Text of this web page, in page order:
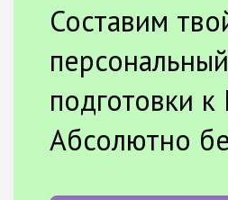
Составим
подготовки к
Абсолютно